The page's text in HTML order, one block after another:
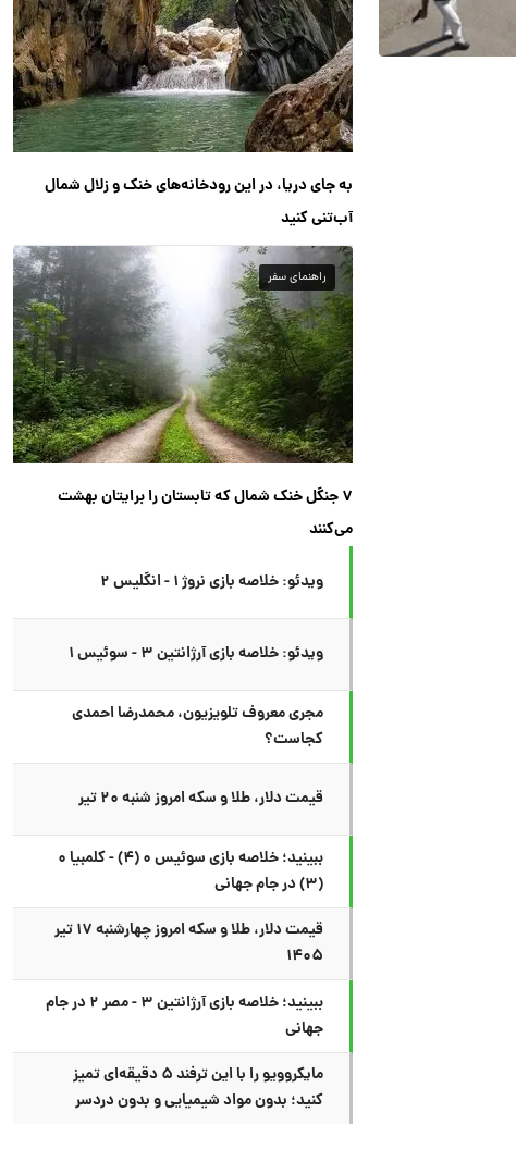
به جای دریا، در این رودخانه‌های خنک و زلال شمال
آب‌تنی کنید
راهنمای سفر
۷ جنگل خنک شمال که تابستان را برایتان بهشت
می‌کنند
ویدئو: خلاصه بازی نروژ ۱ - انگلیس ۲
ویدئو: خلاصه بازی آرژانتین ۳ - سوئیس ۱
مجری معروف تلویزیون، محمدرضا احمدی
کجاست؟
قیمت دلار، طلا و سکه امروز شنبه ۲۰ تیر
ببینید؛ خلاصه بازی سوئیس ۰ (۴) - کلمبیا ۰
(۳) در جام جهانی
قیمت دلار، طلا و سکه امروز چهارشنبه ۱۷ تیر
۱۴۰۵
ببینید؛ خلاصه بازی آرژانتین ۳ - مصر ۲ در جام
جهانی
مایکروویو را با این ترفند ۵ دقیقه‌ای تمیز
کنید؛ بدون مواد شیمیایی و بدون دردسر